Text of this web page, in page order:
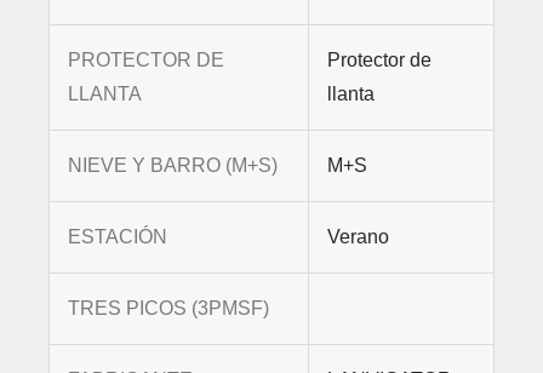
PROTECTOR DE
LLANTA
Protector de
llanta
NIEVE Y BARRO (M+S) M+S
ESTACIÓN Verano
TRES PICOS (3PMSF)